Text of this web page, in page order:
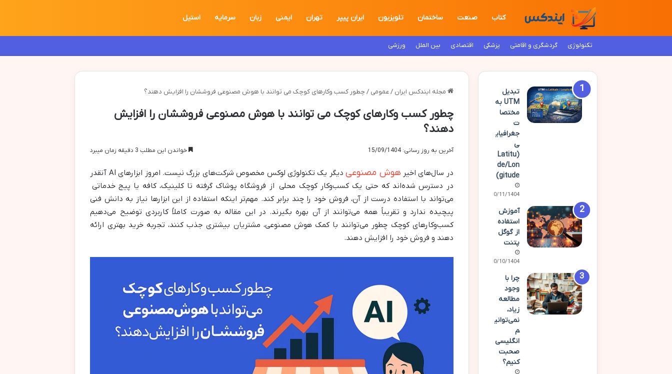
کتاب صنعت ساختمان تلویزیون ایران پیپر تهران ایمنی زبان سرمایه استیل
تکنولوژی گردشگری و اقامتی پزشکی اقتصادی بین الملل ورزشی
مجله ایندکس ایران /عمومی / چطور کسب وکارهای کوچک می توانند با هوش مصنوعی فروششان را افزایش دهند؟
چطور کسب وکارهای کوچک می توانند با هوش مصنوعی فروششان را افزایش
دهند؟
آخرین به روز رسانی: 15/09/1404 خواندن این مطلب 3 دقیقه زمان میبرد
در سال‌های اخیرهوش مصنوعی
دیگر یک تکنولوژی لوکس مخصوص شرکت‌های بزرگ نیست. امروز ابزارهای AI آنقدر
در دسترس شده‌اند که حتی یک کسب‌وکار کوچک محلی از فروشگاه پوشاک گرفته تا کلینیک، کافه یا پیج خدماتی
می‌تواند با استفاده درست از آن، فروش خود را چند برابر کند. مهم‌تر اینکه استفاده از این ابزارها نیاز به دانش فنی
پیچیده ندارد و تقریباً همه می‌توانند از آن بهره بگیرند. در این مقاله به صورت کاملاً کاربردی توضیح می‌دهیم
کسب‌وکارهای کوچک چطور می‌توانند با کمک هوش مصنوعی، مشتریان بیشتری جذب کنند، تجربه خرید بهتری ارائه
دهند و فروش خود را افزایش دهند.
تبدیل
UTM به
مختصا
ت
جغرافیای
ی
(Latitu
de/Lon
gitude)
20/11/1404
آموزش
استفاده
از گوگل
پتنت
10/10/1404
چرا با
وجود
مطالعه
زیاد،
نمی‌توانی
م
انگلیسی
صحبت
کنیم؟